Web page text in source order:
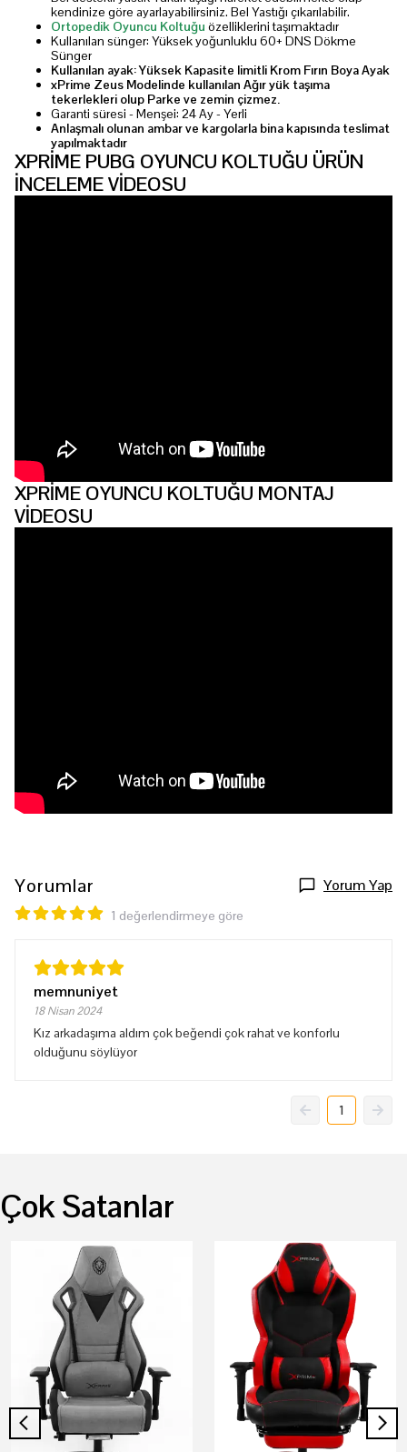
kendinize göre ayarlayabilirsiniz. Bel Yastığı çıkarılabilir.
Ortopedik Oyuncu Koltuğu özelliklerini taşımaktadır
Kullanılan sünger: Yüksek yoğunluklu 60+ DNS Dökme
Sünger
Kullanılan ayak: Yüksek Kapasite limitli Krom Fırın Boya Ayak
xPrime Zeus Modelinde kullanılan Ağır yük taşıma
tekerlekleri olup Parke ve zemin çizmez.
Garanti süresi - Menşei: 24 Ay - Yerli
Anlaşmalı olunan ambar ve kargolarla bina kapısında teslimat
yapılmaktadır
XPRİME PUBG OYUNCU KOLTUĞU ÜRÜN
İNCELEME VİDEOSU
XPRİME OYUNCU KOLTUĞU MONTAJ
VİDEOSU
Yorumlar Yorum Yap
1 değerlendirmeye göre
memnuniyet
18 Nisan 2024
Kız arkadaşıma aldım çok beğendi çok rahat ve konforlu
olduğunu söylüyor
1
Çok Satanlar